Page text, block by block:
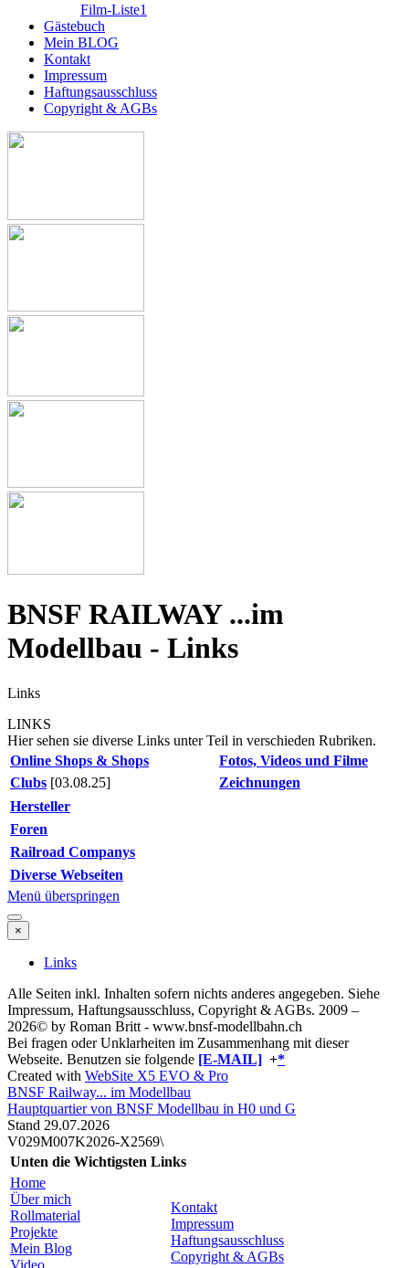
Film-Liste1
Gästebuch
Mein BLOG
Kontakt
Impressum
Haftungsausschluss
Copyright & AGBs
BNSF RAILWAY ...im
Modellbau - Links
Links
LINKS
Hier sehen sie diverse Links unter Teil in verschieden Rubriken.
Online Shops & Shops
Fotos, Videos und Filme
Clubs [03.08.25]
Zeichnungen
Hersteller
Foren
Railroad Companys
Diverse Webseiten
Menü überspringen
×
Links
Alle Seiten inkl. Inhalten sofern nichts anderes angegeben. Siehe
Impressum, Haftungsausschluss, Copyright & AGBs. 2009 –
2026© by Roman Britt - www.bnsf-modellbahn.ch
Bei fragen oder Unklarheiten im Zusammenhang mit dieser
Webseite. Benutzen sie folgende [E-MAIL] +*
Created with WebSite X5 EVO & Pro
BNSF Railway... im Modellbau
Hauptquartier von BNSF Modellbau in H0 und G
Stand 29.07.2026
V029M007K2026-X2569\
Unten die Wichtigsten Links
Home
Über mich
Rollmaterial
Projekte
Mein Blog
Video
Kontakt
Impressum
Haftungsausschluss
Copyright & AGBs